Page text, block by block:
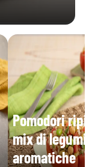
Pomodori
mix di legumi
aromatiche